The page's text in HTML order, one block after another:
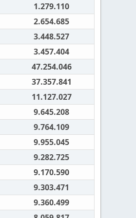
1.279.110
2.654.685
3.448.527
3.457.404
47.254.046
37.357.841
11.127.027
9.645.208
9.764.109
9.955.045
9.282.725
9.170.590
9.303.471
9.360.499